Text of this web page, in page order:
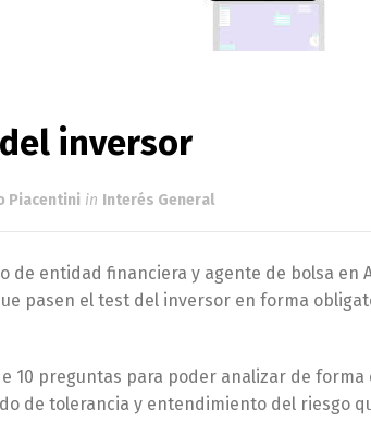
inversor
Piacentini in Interés General
de entidad financiera y agente de bolsa en
pasen el test del inversor en forma
10 preguntas para poder analizar de
de tolerancia y entendimiento del riesgo